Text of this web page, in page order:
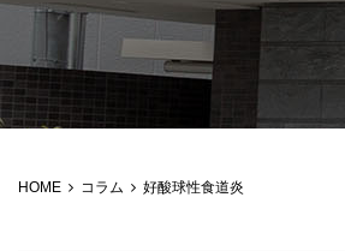
HOME コラム 好酸球性食道炎